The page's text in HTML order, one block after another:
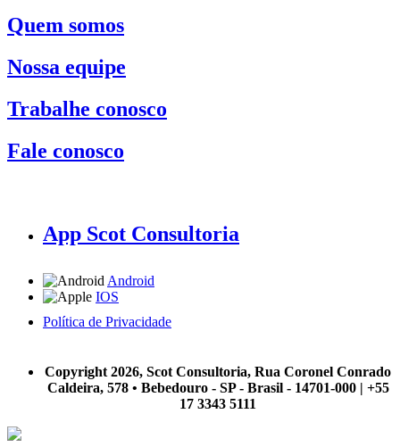
Quem somos
Nossa equipe
Trabalhe conosco
Fale conosco
App Scot Consultoria
Android
IOS
Política de Privacidade
Copyright 2026, Scot Consultoria, Rua Coronel Conrado
Caldeira, 578 • Bebedouro - SP - Brasil - 14701-000 | +55
17 3343 5111